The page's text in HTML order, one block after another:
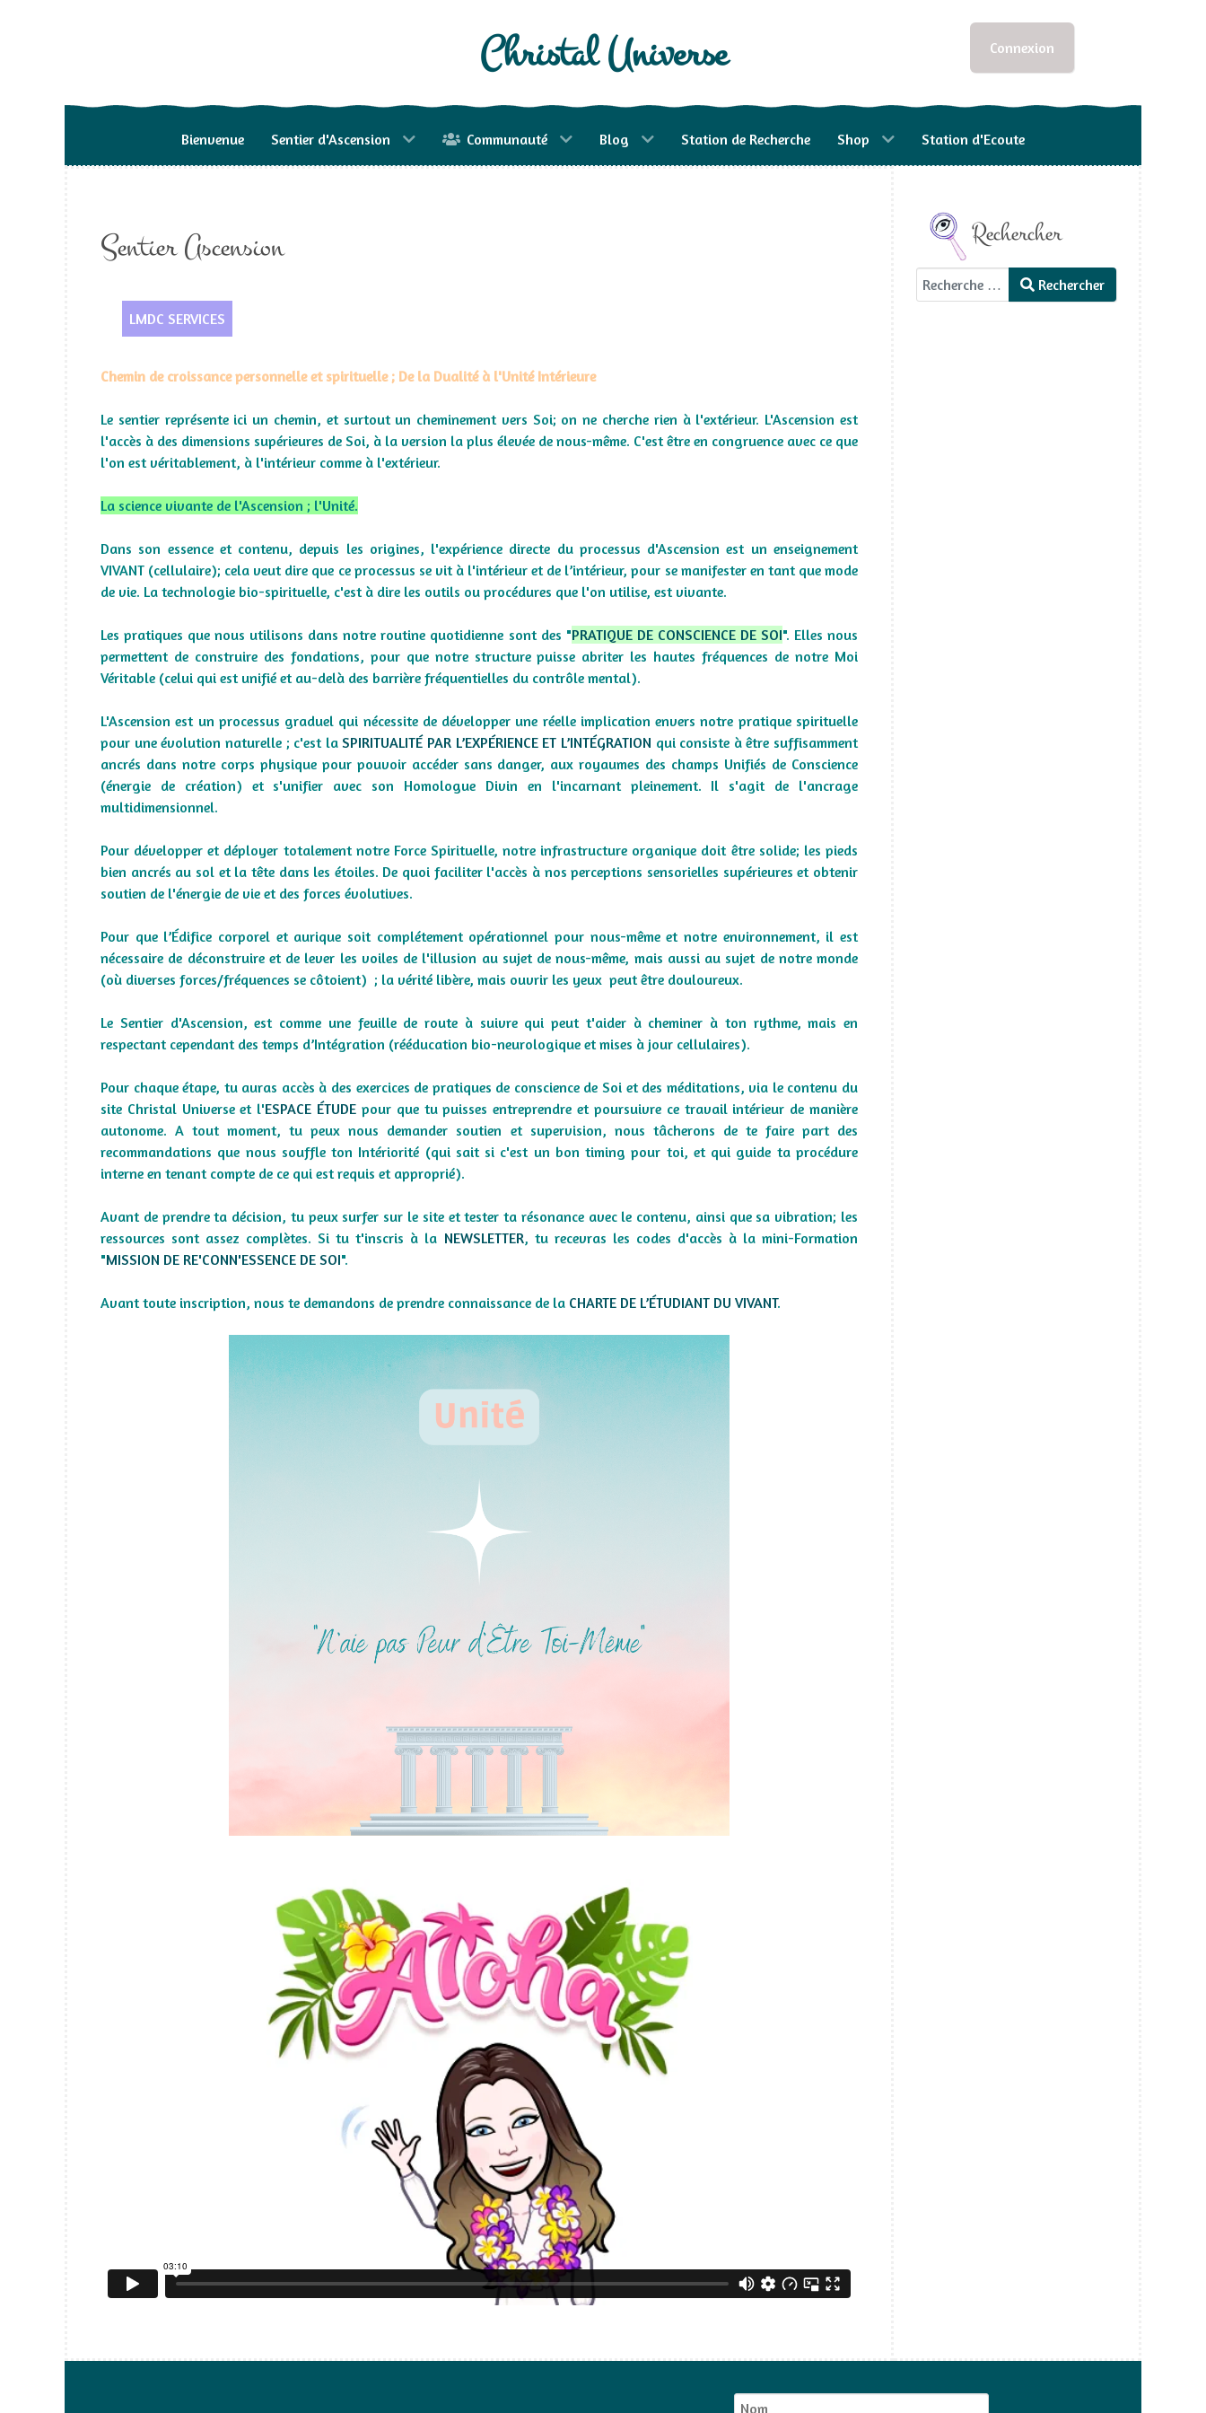
Christal Universe Connexion
Bienvenue Sentier d'Ascension Communauté Blog Station de Recherche Shop Station d'Ecoute
Sentier Ascension
LMDC SERVICES
Chemin de croissance personnelle et spirituelle ; De la Dualité à l'Unité Intérieure
Le sentier représente ici un chemin, et surtout un cheminement vers Soi; on ne cherche rien à l'extérieur. L'Ascension est
l'accès à des dimensions supérieures de Soi, à la version la plus élevée de nous-même. C'est être en congruence avec ce que
l'on est véritablement, à l'intérieur comme à l'extérieur.
La science vivante de l'Ascension ; l'Unité.
Dans son essence et contenu, depuis les origines, l'expérience directe du processus d'Ascension est un enseignement
VIVANT (cellulaire); cela veut dire que ce processus se vit à l'intérieur et de l’intérieur, pour se manifester en tant que mode
de vie. La technologie bio-spirituelle, c'est à dire les outils ou procédures que l'on utilise, est vivante.
Les pratiques que nous utilisons dans notre routine quotidienne sont des "PRATIQUE DE CONSCIENCE DE SOI". Elles nous
permettent de construire des fondations, pour que notre structure puisse abriter les hautes fréquences de notre Moi
Véritable (celui qui est unifié et au-delà des barrière fréquentielles du contrôle mental).
L'Ascension est un processus graduel qui nécessite de développer une réelle implication envers notre pratique spirituelle
pour une évolution naturelle ; c'est laSPIRITUALITÉ PAR L’EXPÉRIENCE ET L’INTÉGRATION qui consiste à être suffisamment
ancrés dans notre corps physique pour pouvoir accéder sans danger, aux royaumes des champs Unifiés de Conscience
(énergie de création) et s'unifier avec son Homologue Divin en l'incarnant pleinement. Il s'agit de l'ancrage
multidimensionnel.
Pour développer et déployer totalement notre Force Spirituelle, notre infrastructure organique doit être solide; les pieds
bien ancrés au sol et la tête dans les étoiles. De quoi faciliter l'accès à nos perceptions sensorielles supérieures et obtenir
soutien de l'énergie de vie et des forces évolutives.
Pour que l’Édifice corporel et aurique soit complétement opérationnel pour nous-même et notre environnement, il est
nécessaire de déconstruire et de lever les voiles de l'illusion au sujet de nous-même, mais aussi au sujet de notre monde
(où diverses forces/fréquences se côtoient) ; la vérité libère, mais ouvrir les yeux peut être douloureux.
Le Sentier d'Ascension, est comme une feuille de route à suivre qui peut t'aider à cheminer à ton rythme, mais en
respectant cependant des temps d’Intégration (rééducation bio-neurologique et mises à jour cellulaires).
Pour chaque étape, tu auras accès à des exercices de pratiques de conscience de Soi et des méditations, via le contenu du
site Christal Universe et l'ESPACE ÉTUDE pour que tu puisses entreprendre et poursuivre ce travail intérieur de manière
autonome. A tout moment, tu peux nous demander soutien et supervision, nous tâcherons de te faire part des
recommandations que nous souffle ton Intériorité (qui sait si c'est un bon timing pour toi, et qui guide ta procédure
interne en tenant compte de ce qui est requis et approprié).
Avant de prendre ta décision, tu peux surfer sur le site et tester ta résonance avec le contenu, ainsi que sa vibration; les
ressources sont assez complètes. Si tu t'inscris à la NEWSLETTER, tu recevras les codes d'accès à la mini-Formation
"MISSION DE RE'CONN'ESSENCE DE SOI".
Avant toute inscription, nous te demandons de prendre connaissance de la CHARTE DE L’ÉTUDIANT DU VIVANT.
Rechercher
Rechercher Rechercher